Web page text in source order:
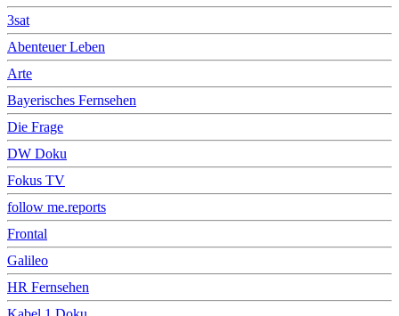
3sat
Abenteuer Leben
Arte
Bayerisches Fernsehen
Die Frage
DW Doku
Fokus TV
follow me.reports
Frontal
Galileo
HR Fernsehen